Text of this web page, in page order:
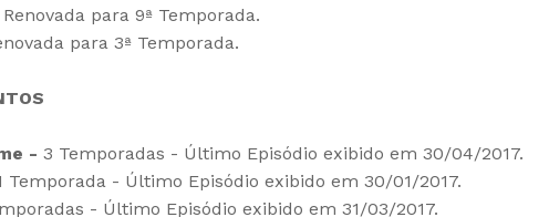
Renovada para 9ª Temporada.
para 3ª Temporada.
- 3 Temporadas - Último Episódio exibido em 30/04/2017.
Temporada - Último Episódio exibido em 30/01/2017.
- Último Episódio exibido em 31/03/2017.